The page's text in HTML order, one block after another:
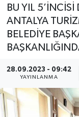
BU YIL
ANTALYA
BELEDİYE
28.09.2023 - 09:42
YAYINLANMA